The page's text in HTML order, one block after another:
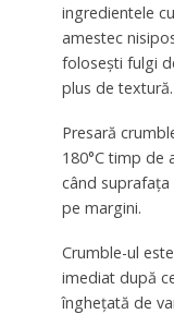
ingredientele
amestec
folosești fulgi
plus de textură.
Presară
180°C timp de
când
pe margini.
Crumble-ul
imediat după
înghețată de